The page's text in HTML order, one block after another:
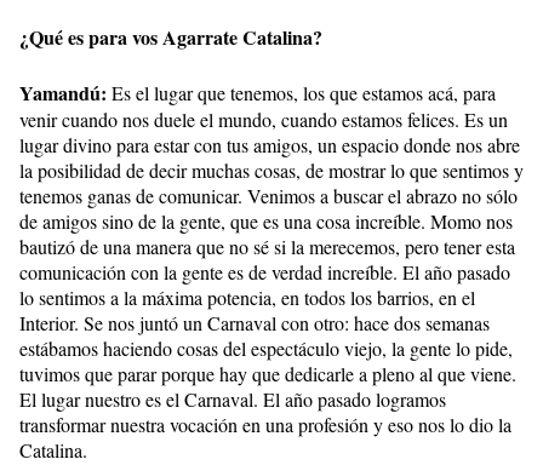
¿Qué es para vos Agarrate Catalina?
Yamandú: Es el lugar que tenemos, los que estamos acá, para
venir cuando nos duele el mundo, cuando estamos felices. Es un
lugar divino para estar con tus amigos, un espacio donde nos abre
la posibilidad de decir muchas cosas, de mostrar lo que sentimos y
tenemos ganas de comunicar. Venimos a buscar el abrazo no sólo
de amigos sino de la gente, que es una cosa increíble. Momo nos
bautizó de una manera que no sé si la merecemos, pero tener esta
comunicación con la gente es de verdad increíble. El año pasado
lo sentimos a la máxima potencia, en todos los barrios, en el
Interior. Se nos juntó un Carnaval con otro: hace dos semanas
estábamos haciendo cosas del espectáculo viejo, la gente lo pide,
tuvimos que parar porque hay que dedicarle a pleno al que viene.
El lugar nuestro es el Carnaval. El año pasado logramos
transformar nuestra vocación en una profesión y eso nos lo dio la
Catalina.